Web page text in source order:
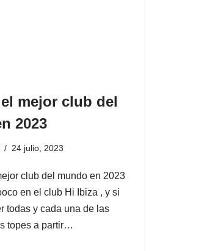
mejor club del
2023
24 julio, 2023
club del mundo en 2023
en el club Hi Ibiza , y si
todas y cada una de las
topes a partir…